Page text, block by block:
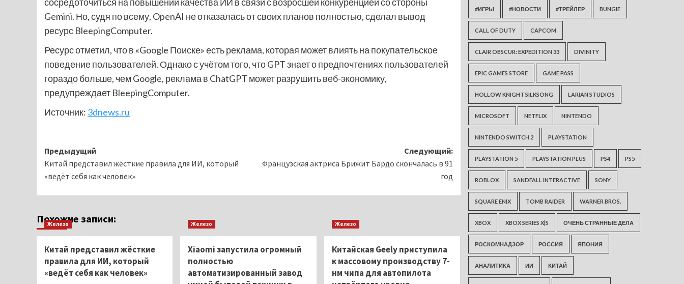
Gemini. Но, судя по всему, OpenAI не отказалась от своих планов полностью, сделал вывод
ресурс BleepingComputer.
Ресурс отметил, что в «Google Поиске» есть реклама, которая может влиять на покупательское
поведение пользователей. Однако с учётом того, что GPT знает о предпочтениях пользователей
гораздо больше, чем Google, реклама в ChatGPT может разрушить веб-экономику,
предупреждает BleepingComputer.
Источник: 3dnews.ru
Навигация
записи
Предыдущий
Китай представил жёсткие правила для ИИ, который
«ведёт себя как человек»
Следующий:
Французская актриса Брижит Бардо скончалась в 91
год
Похожие записи:
Железо
Китай представил жёсткие
правила для ИИ, который
«ведёт себя как человек»
Железо
Xiaomi запустила огромный
полностью
автоматизированный завод
Железо
Китайская Geely приступила
к массовому производству 7-
нм чипа для автопилота
#ИГРЫ #НОВОСТИ #ТРЕЙЛЕР BUNGIE
CALL OF DUTY CAPCOM
CLAIR OBSCUR: EXPEDITION 33 DIVINITY
EPIC GAMES STORE GAME PASS
HOLLOW KNIGHT SILKSONG LARIAN STUDIOS
MICROSOFT NETFLIX NINTENDO
NINTENDO SWITCH 2 PLAYSTATION
PLAYSTATION 5 PLAYSTATION PLUS PS4 PS5
ROBLOX SANDFALL INTERACTIVE SONY
SQUARE ENIX TOMB RAIDER WARNER BROS.
XBOX XBOX SERIES X|S ОЧЕНЬ СТРАННЫЕ ДЕЛА
РОСКОМНАДЗОР РОССИЯ ЯПОНИЯ
АНАЛИТИКА ИИ КИТАЙ